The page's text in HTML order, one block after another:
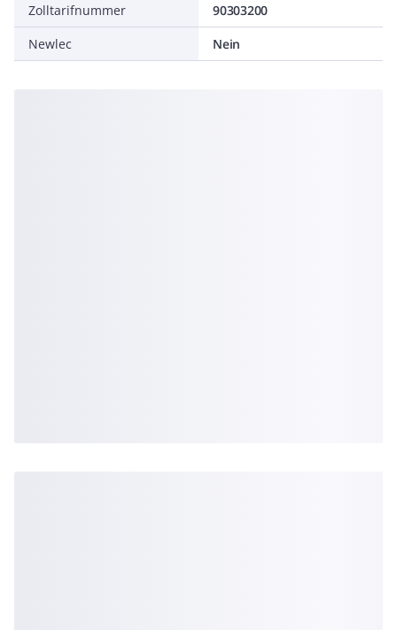
Zolltarifnummer
90303200
Newlec
Nein